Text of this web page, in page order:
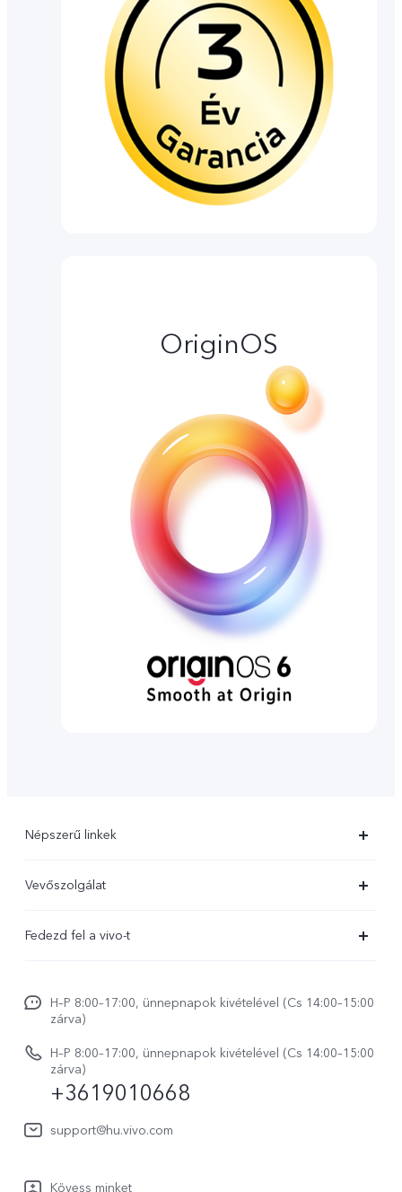
OriginOS
Népszerű linkek
X300 Pro
V70 FE
Y31 5G
vivo Buds Air3
Vevőszolgálat
Rendszerfrissítés
vivo Jótállási Politika
Vevőszolgálati adatvédelmi nyilatkozat
LUT-ok letöltése a Log helyreállításához
Fedezd fel a vivo-t
Jogi szabályozás
Rólunk
vivo Személyes Adatok Védelme
H–P 8:00–17:00, ünnepnapok kivételével (Cs 14:00–15:00
zárva)
H–P 8:00–17:00, ünnepnapok kivételével (Cs 14:00–15:00
zárva)
+3619010668
support@hu.vivo.com
Kövess minket